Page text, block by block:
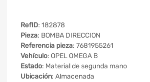
RefID: 182878
Pieza: BOMBA DIRECCION
Referencia pieza: 7681955261
Vehículo: OPEL OMEGA B
Estado: Material de segunda mano
Ubicación: Almacenada